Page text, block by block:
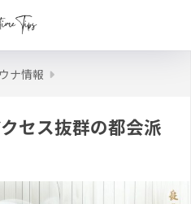
ナ情報
セス抜群の都会派